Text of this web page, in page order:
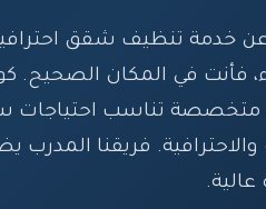
عن خدمة تنظيف شقق
فأنت في المكان الصحيح.
تناسب احتياجات
والاحترافية. فريقنا